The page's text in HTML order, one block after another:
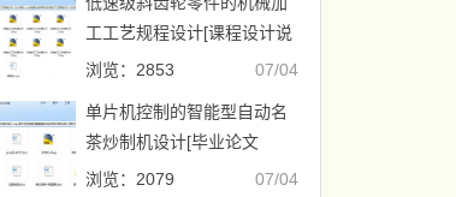
工工艺规程设计[课程设计说
明书+CAD图纸]
07/04
浏览：2853
单片机控制的智能型自动名
茶炒制机设计[毕业论文
+CAD图纸]
07/04
浏览：2079